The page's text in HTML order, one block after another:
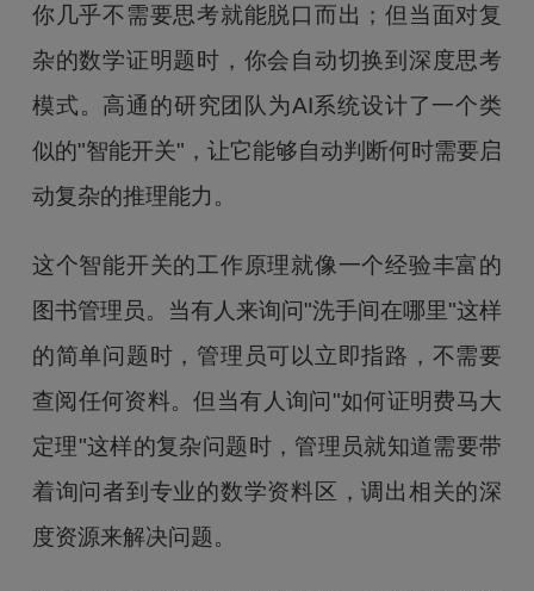
你几乎不需要思考就能脱口而出；但当面对复
杂的数学证明题时，你会自动切换到深度思考
模式。高通的研究团队为AI系统设计了一个类
似的"智能开关"，让它能够自动判断何时需要启
动复杂的推理能力。
这个智能开关的工作原理就像一个经验丰富的
图书管理员。当有人来询问"洗手间在哪里"这样
的简单问题时，管理员可以立即指路，不需要
查阅任何资料。但当有人询问"如何证明费马大
定理"这样的复杂问题时，管理员就知道需要带
着询问者到专业的数学资料区，调出相关的深
度资源来解决问题。